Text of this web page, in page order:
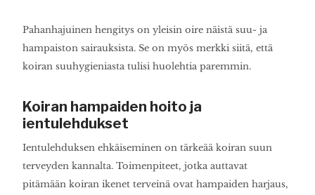
Pahanhajuinen hengitys on yleisin oire näistä suu- ja
hampaiston sairauksista. Se on myös merkki siitä, että
koiran suuhygieniasta tulisi huolehtia paremmin.
Koiran hampaiden hoito ja
ientulehdukset
Ientulehduksen ehkäiseminen on tärkeää koiran suun
terveyden kannalta. Toimenpiteet, jotka auttavat
pitämään koiran ikenet terveinä ovat hampaiden harjaus,